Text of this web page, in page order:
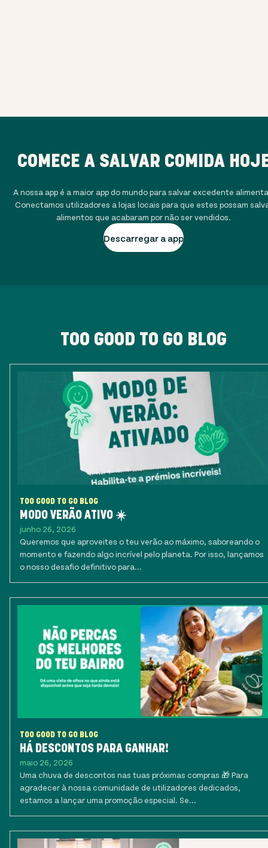
COMECE A SALVAR COMIDA
A nossa app é a maior app do mundo para salvar excedente
Conectamos utilizadores a lojas locais para que estes possam
alimentos que acabaram por não ser vendidos.
Descarregar a app
TOO GOOD TO GO BLOG
TOO GOOD TO GO BLOG
MODO VERÃO ATIVO ☀️
junho 26, 2026
Queremos que aproveites o teu verão ao máximo, saboreando o
momento e fazendo algo incrível pelo planeta. Por isso, lançamos
o nosso desafio definitivo para...
TOO GOOD TO GO BLOG
HÁ DESCONTOS PARA GANHAR!
maio 26, 2026
Uma chuva de descontos nas tuas próximas compras 🎁 Para
agradecer à nossa comunidade de utilizadores dedicados,
estamos a lançar uma promoção especial. Se...